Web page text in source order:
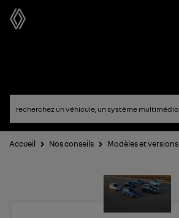
Accueil Nos conseils Modèles et versions